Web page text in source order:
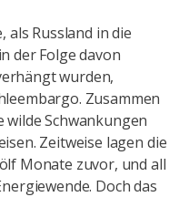
als Russland in die
der Folge davon
wurden,
Zusammen
wilde Schwankungen
Zeitweise lagen die
Monate zuvor, und all
Doch das